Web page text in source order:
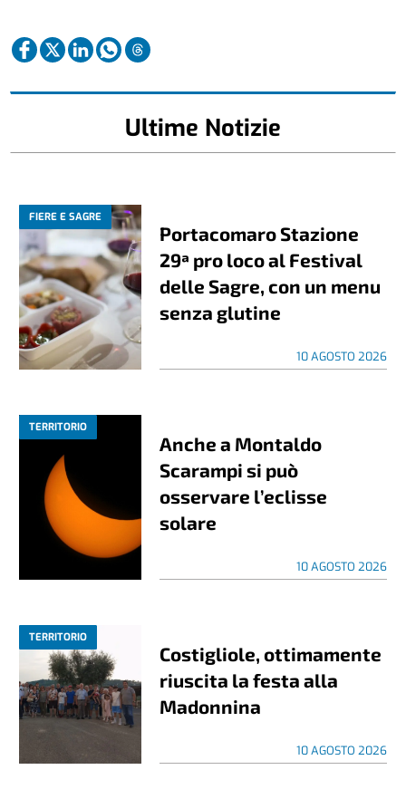
Ultime Notizie
FIERE E SAGRE
Portacomaro Stazione
29ª pro loco al Festival
delle Sagre, con un menu
senza glutine
10 AGOSTO 2026
TERRITORIO
Anche a Montaldo
Scarampi si può
osservare l’eclisse
solare
10 AGOSTO 2026
TERRITORIO
Costigliole, ottimamente
riuscita la festa alla
Madonnina
10 AGOSTO 2026